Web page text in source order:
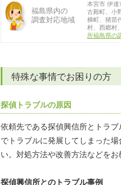
福島県内の
調査対応地域
本宮市 伊達
古殿町、小
梯町、猪苗
村、西郷村
所福島県の
特殊な事情でお困りの方
探偵トラブルの原因
依頼先である探偵興信所とトラ
でトラブルに発展してしまった
い。対処方法や改善方法などをお
探偵興信所とのトラブル事例